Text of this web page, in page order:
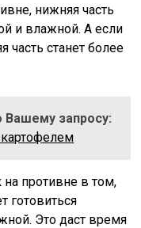
нижняя часть
и влажной. А если
часть станет более
Вашему запросу:
картофелем
противне в том,
готовиться
Это даст время